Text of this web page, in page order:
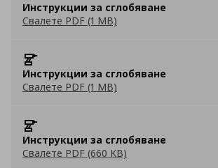
Инструкции за сглобяване
Свалете PDF (1 MB)
Инструкции за сглобяване
Свалете PDF (1 MB)
Инструкции за сглобяване
Свалете PDF (660 KB)